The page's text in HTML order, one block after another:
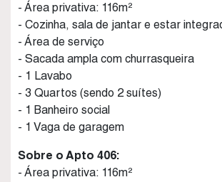
- Área privativa: 116m²
- Cozinha, sala de jantar e estar
- Área de serviço
- Sacada ampla com churrasqueira
- 1 Lavabo
- 3 Quartos (sendo 2 suítes)
- 1 Banheiro social
- 1 Vaga de garagem
Sobre o Apto 406:
- Área privativa: 116m²